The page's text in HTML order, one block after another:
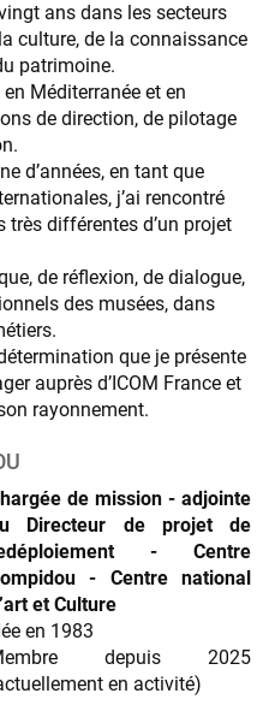
ans dans les secteurs
culture, de la connaissance
patrimoine.
Méditerranée et en
de direction, de pilotage
d’années, en tant que
j’ai rencontré
très différentes d’un projet
de réflexion, de dialogue,
des musées, dans
que je présente
auprès d’ICOM France et
rayonnement.
de mission - adjointe
Directeur de projet de
- Centre
- Centre national
et Culture
en 1983
depuis 2025
en activité)